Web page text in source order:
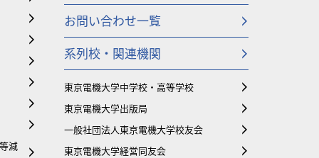
減
お問い合わせ一覧
系列校・関連機関
東京電機大学中学校・高等学校
東京電機大学出版局
一般社団法人東京電機大学校友会
東京電機大学経営同友会